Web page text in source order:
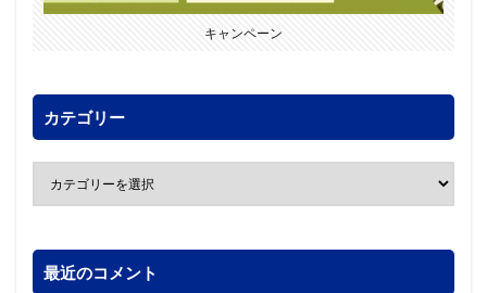
キャンペーン
カテゴリー
最近のコメント